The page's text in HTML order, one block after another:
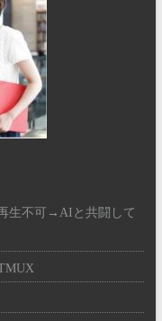
生不可→AIと共闘して